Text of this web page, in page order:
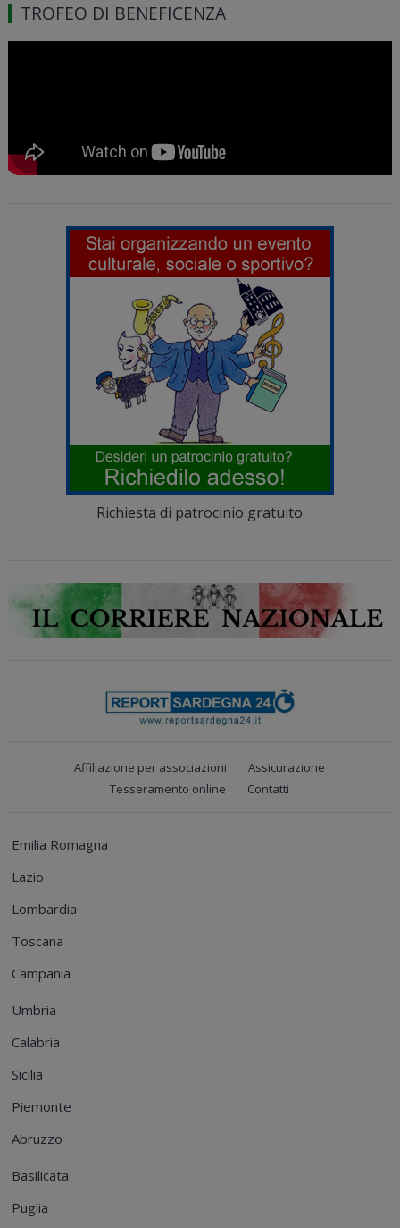
TROFEO DI BENEFICENZA
Richiesta di patrocinio gratuito
Affiliazione per associazioni
Assicurazione
Tesseramento online
Contatti
Emilia Romagna
Lazio
Lombardia
Toscana
Campania
Umbria
Calabria
Sicilia
Piemonte
Abruzzo
Basilicata
Puglia